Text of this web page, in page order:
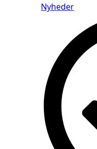
Nyheder